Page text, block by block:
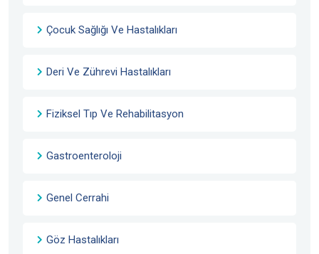
Çocuk Sağlığı Ve Hastalıkları
Deri Ve Zührevi Hastalıkları
Fiziksel Tıp Ve Rehabilitasyon
Gastroenteroloji
Genel Cerrahi
Göz Hastalıkları